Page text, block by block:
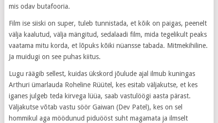
mis odav butafooria.
Film ise siiski on super, tuleb tunnistada, et kõik on paigas, peenelt
välja kaalutud, välja mängitud, sedalaadi film, mida tegelikult peaks
vaatama mitu korda, et lõpuks kõiki nüansse tabada. Mitmekihiline.
Ja muidugi on see puhas kiitus.
Lugu räägib sellest, kuidas ükskord jõulude ajal ilmub kuningas
Arthuri ümarlauda Roheline Rüütel, kes esitab väljakutse, et kes
iganes julgeb teda kirvega lüüa, saab vastulöögi aasta pärast.
Väljakutse võtab vastu söör Gaiwan (Dev Patel), kes on sel
hommikul aga möödunud piduööst suht magamata ja ilmselt